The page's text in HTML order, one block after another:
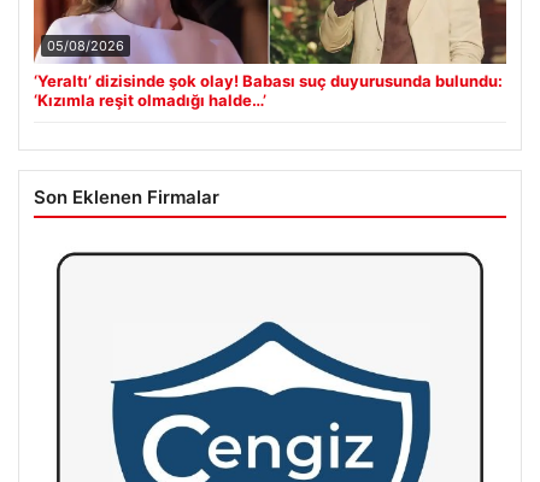
05/08/2026
‘Yeraltı’ dizisinde şok olay! Babası suç duyurusunda bulundu:
‘Kızımla reşit olmadığı halde…’
Son Eklenen Firmalar